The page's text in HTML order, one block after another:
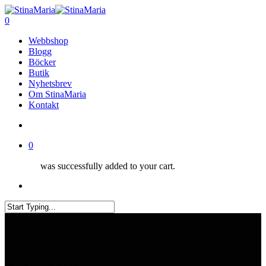
Skip
to
content
search
0
Webbshop
Blogg
Böcker
Butik
Nyhetsbrev
Om StinaMaria
Kontakt
0
was successfully added to your cart.